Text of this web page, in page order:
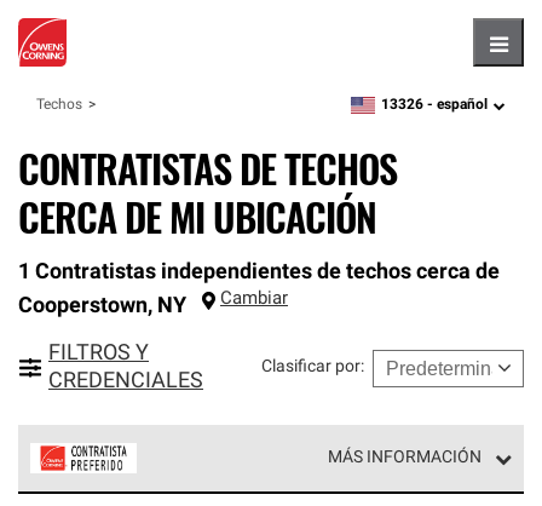
Techos zipcode,language
13326 - español
CONTRATISTAS DE TECHOS
CERCA DE MI UBICACIÓN
1 Contratistas independientes de techos cerca de
Cooperstown, NY Cambiar
FILTROS Y
CREDENCIALES
Clasificar por:
MÁS INFORMACIÓN